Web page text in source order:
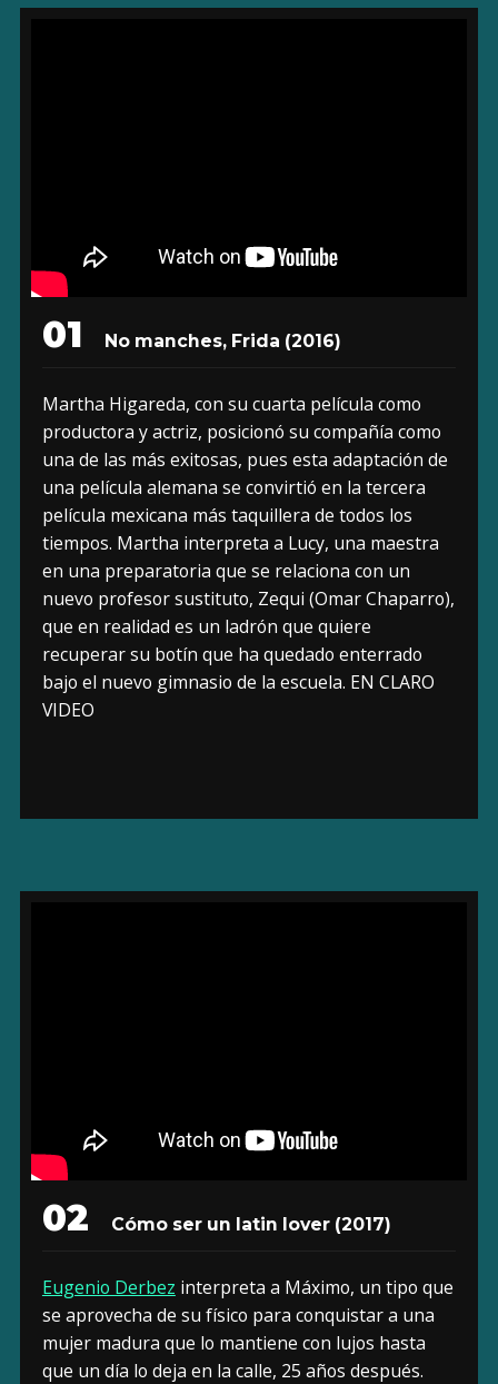
01 No manches, Frida (2016)
Martha Higareda, con su cuarta película como
productora y actriz, posicionó su compañía como
una de las más exitosas, pues esta adaptación de
una película alemana se convirtió en la tercera
película mexicana más taquillera de todos los
tiempos. Martha interpreta a Lucy, una maestra
en una preparatoria que se relaciona con un
nuevo profesor sustituto, Zequi (Omar Chaparro),
que en realidad es un ladrón que quiere
recuperar su botín que ha quedado enterrado
bajo el nuevo gimnasio de la escuela. EN CLARO
VIDEO
02 Cómo ser un latin lover (2017)
Eugenio Derbez interpreta a Máximo, un tipo que
se aprovecha de su físico para conquistar a una
mujer madura que lo mantiene con lujos hasta
que un día lo deja en la calle, 25 años después.